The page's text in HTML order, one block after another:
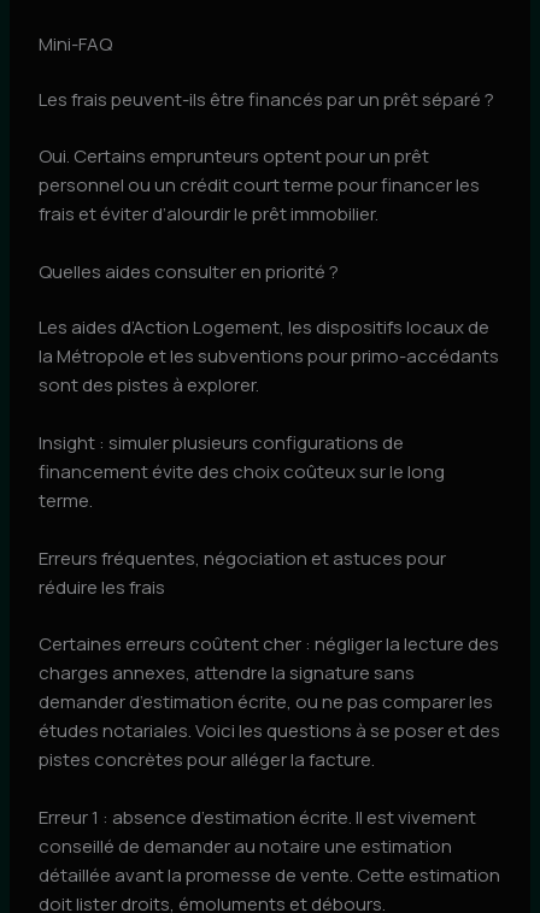
Mini-FAQ
Les frais peuvent-ils être financés par un prêt séparé ?
Oui. Certains emprunteurs optent pour un prêt
personnel ou un crédit court terme pour financer les
frais et éviter d’alourdir le prêt immobilier.
Quelles aides consulter en priorité ?
Les aides d’Action Logement, les dispositifs locaux de
la Métropole et les subventions pour primo-accédants
sont des pistes à explorer.
Insight : simuler plusieurs configurations de
financement évite des choix coûteux sur le long
terme.
Erreurs fréquentes, négociation et astuces pour
réduire les frais
Certaines erreurs coûtent cher : négliger la lecture des
charges annexes, attendre la signature sans
demander d’estimation écrite, ou ne pas comparer les
études notariales. Voici les questions à se poser et des
pistes concrètes pour alléger la facture.
Erreur 1 : absence d’estimation écrite. Il est vivement
conseillé de demander au notaire une estimation
détaillée avant la promesse de vente. Cette estimation
doit lister droits, émoluments et débours.